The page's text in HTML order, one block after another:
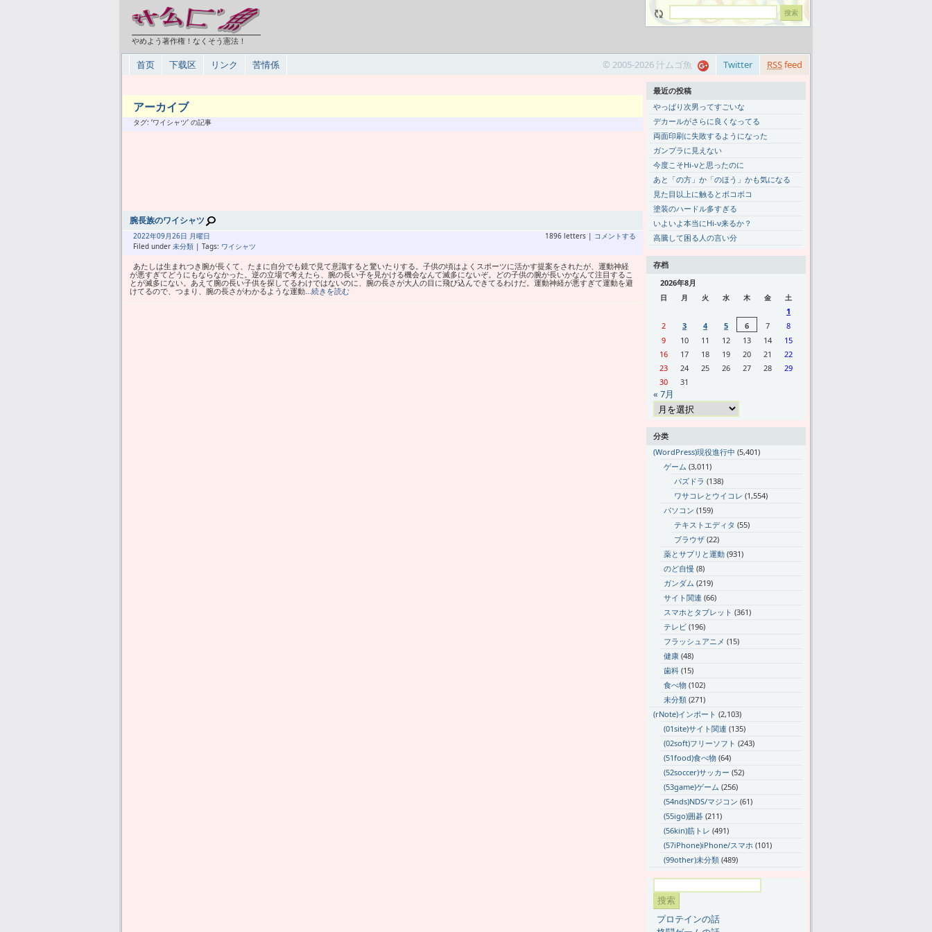
やめよう著作権！なくそう憲法！
首页 下载区 リンク 苦情係 RSSfeed
Twitter
© 2005-2026 汁ムゴ魚
アーカイブ
タグ: ‘ワイシャツ’ の記事
腕長族のワイシャツ
2022年09月26日 月曜日
Filed under 未分類 | Tags: ワイシャツ
1896 letters | コメントする
あたしは生まれつき腕が長くて、たまに自分でも鏡で見て意識すると驚いたりする。子供の頃はよくスポーツに活かす提案をされたが、運動神経
が悪すぎてどうにもならなかった。逆の立場で考えたら、腕の長い子を見かける機会なんて滅多にないぞ。どの子供の腕が長いかなんて注目するこ
とが滅多にない。あえて腕の長い子供を探してるわけではないのに、腕の長さが大人の目に飛び込んできてるわけだ。運動神経が悪すぎて運動を避
けてるので、つまり、腕の長さがわかるような運動…続きを読む
最近の投稿
やっぱり次男ってすごいな
デカールがさらに良くなってる
両面印刷に失敗するようになった
ガンプラに見えない
今度こそHi-νと思ったのに
あと「の方」か「のほう」かも気になる
見た目以上に触るとボコボコ
塗装のハードル多すぎる
いよいよ本当にHi-ν来るか？
高騰して困る人の言い分
存档
2026年8月
日 月 火 水 木 金 土
1
2
3 4 5 6 7
8
9
10 11 12 13 14
15
16
17 18 19 20 21
22
23
24 25 26 27 28
29
30
31
« 7月
分类
(WordPress)現役進行中 (5,401)
ゲーム (3,011)
パズドラ (138)
ワサコレとウイコレ (1,554)
パソコン (159)
テキストエディタ (55)
ブラウザ (22)
薬とサプリと運動 (931)
のど自慢 (8)
ガンダム (219)
サイト関連 (66)
スマホとタブレット (361)
テレビ (196)
フラッシュアニメ (15)
健康 (48)
歯科 (15)
食べ物 (102)
未分類 (271)
(rNote)インポート (2,103)
(01site)サイト関連 (135)
(02soft)フリーソフト (243)
(51food)食べ物 (64)
(52soccer)サッカー (52)
(53game)ゲーム (256)
(54nds)NDS/マジコン (61)
(55igo)囲碁 (211)
(56kin)筋トレ (491)
(57iPhone)iPhone/スマホ (101)
(99other)未分類 (489)
プロテインの話